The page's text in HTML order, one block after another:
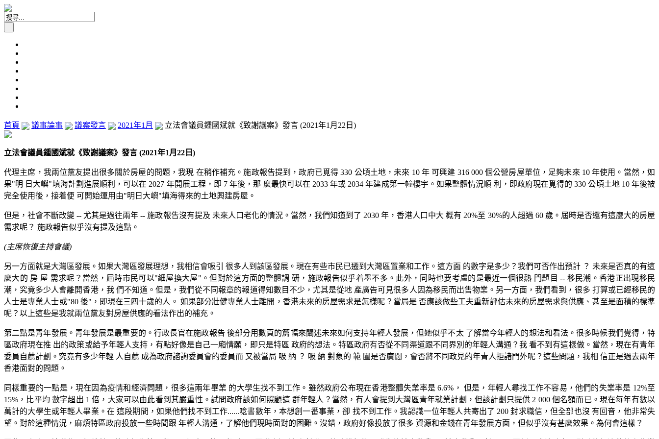
首頁 議事論事 議案發言 2021年1月 立法會議員鍾國斌就《致謝議案》發言 (2021年1月22日)
立法會議員鍾國斌就《致謝議案》發言 (2021年1月22日)
代理主席，我兩位黨友提出很多關於房屋的問題，我現 在稍作補充。施政報告提到，政府已覓得 330 公頃土地，未來 10 年 可興建 316 000 個公營房屋單位，足夠未來 10 年使用。當然，如
果"明 日大嶼"填海計劃進展順利，可以在 2027 年開展工程，即 7 年後，那 麼最快可以在 2033 年或 2034 年建成第一幢樓宇。如果整體情況順 利，即政府現在覓得的 330 公頃土地 10 年後被
完全使用後，接着便 可開始運用由"明日大嶼"填海得來的土地興建房屋。
但是，社會不斷改變 -- 尤其是過往兩年 -- 施政報告沒有提及 未來人口老化的情況。當然，我們知道到了 2030 年，香港人口中大 概有 20%至 30%的人超過 60 歲。屆時是否還有這麼大的房屋
需求呢？ 施政報告似乎沒有提及這點。
(主席恢復主持會議)
另一方面就是大灣區發展。如果大灣區發展理想，我相信會吸引 很多人到該區發展。現在有些市民已遷到大灣區置業和工作。這方面 的數字是多少？我們可否作出預計 ？ 未來是否真的有這
麼大的 房 屋 需求呢？當然，屆時市民可以"細屋換大屋"。但對於這方面的整體調 研，施政報告似乎着墨不多。此外，同時也要考慮的是最近一個很熱 門題目 -- 移民潮。香港正出現移民
潮，究竟多少人會離開香港，我 們不知道。但是，我們從不同報章的報道得知數目不少，尤其是從地 產廣告可見很多人因為移民而出售物業。另一方面，我們看到，很多 打算或已經移民的
人士是專業人士或"80 後"，即現在三四十歲的人。 如果部分壯健專業人士離開，香港未來的房屋需求是怎樣呢？當局是 否應該做些工夫重新評估未來的房屋需求與供應、甚至是面積的標準
呢？以上這些是我就兩位黨友對房屋供應的看法作出的補充。
第二點是青年發展。青年發展是最重要的。行政長官在施政報告 後部分用數頁的篇幅來闡述未來如何支持年輕人發展，但她似乎不太 了解當今年輕人的想法和看法。很多時候我們覺得，特
區政府現在推 出的政策或給予年輕人支持，有點好像是自己一廂情願，即只是特區 政府的想法。特區政府有否從不同渠道跟不同界別的年輕人溝通？我 看不到有這樣做。當然，現在有青年
委員自薦計劃。究竟有多少年輕 人自薦 成為政府諮詢委員會的委員而 又被當局 吸 納 ？ 吸 納 對象的 範 圍是否廣闊，會否將不同政見的年青人拒諸門外呢？這些問題，我相 信正是過去兩年
香港面對的問題。
同樣重要的一點是，現在因為疫情和經濟問題，很多這兩年畢業 的大學生找不到工作。雖然政府公布現在香港整體失業率是 6.6%， 但是，年輕人尋找工作不容易，他們的失業率是 12%至
15%，比平均 數字超出 1 倍，大家可以由此看到其嚴重性。試問政府該如何照顧這 群年輕人？當然，有人會提到大灣區青年就業計劃，但該計劃只提供 2 000 個名額而已。現在每年有數以
萬計的大學生或年輕人畢業。在 這段期間，如果他們找不到工作......唸書數年，本想創一番事業，卻 找不到工作。我認識一位年輕人共寄出了 200 封求職信，但全部也沒 有回音，他非常失
望。對於這種情況，麻煩特區政府投放一些時間跟 年輕人溝通，了解他們現時面對的困難。沒錯，政府好像投放了很多 資源和金錢在青年發展方面，但似乎沒有甚麼效果。為何會這樣？